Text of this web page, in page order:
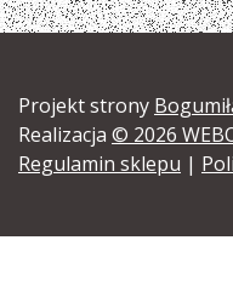
Projekt strony
Realizacja © 2026
Regulamin sklepu |